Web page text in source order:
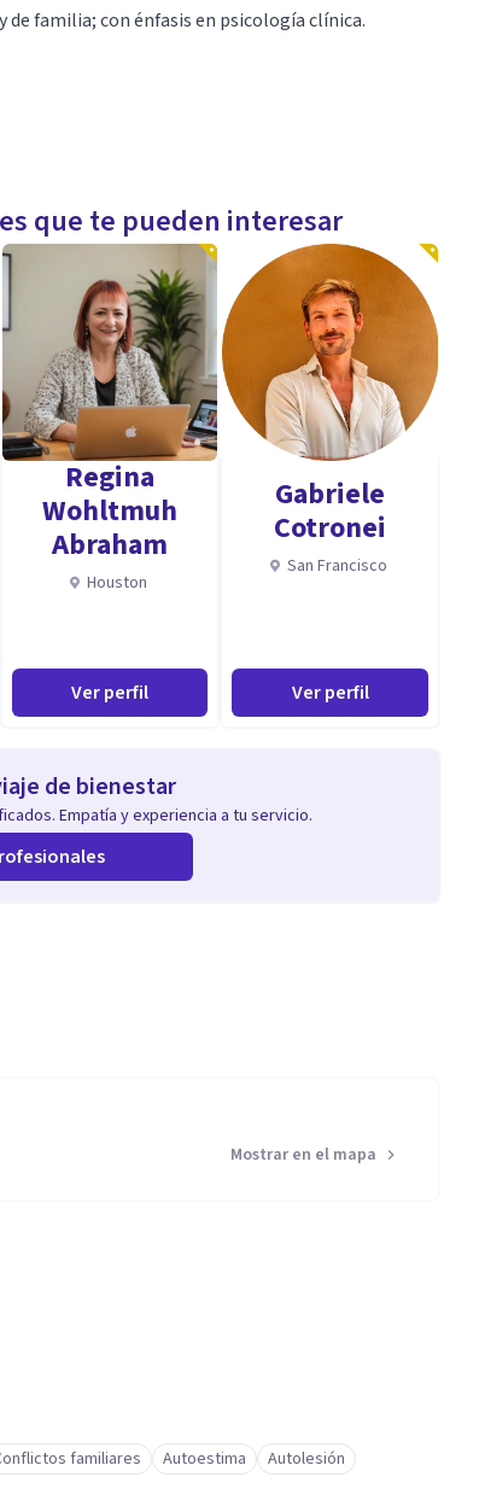
de familia; con énfasis en psicología clínica.
en la vida, como cambios de carrera,
entre tu salud mental y tu espiritualidad.
de vida, tanto para ti como para aquellos que te
Vivimos en un mundo lleno de desafíos y
a descubrir herramientas prácticas que puedes
a través de la terapia. ¡Contáctame y
en la humanización del proceso terapéutico, en
que te pueden interesar
Regina
Wohltmuh
Abraham
Houston
Ver perfil
Gabriele
Cotronei
San Francisco
Ver perfil
de bienestar
Empatía y experiencia a tu servicio.
Mostrar en el mapa
familiares Autoestima
Autolesión